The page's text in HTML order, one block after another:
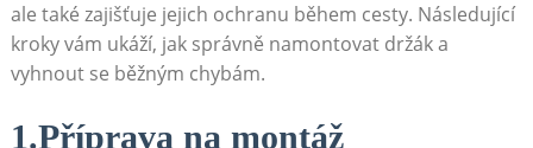
⁣ale také ​zajišťuje jejich​ ochranu během cesty. Následující
kroky ‌vám ukáží, jak správně namontovat⁣ držák a
vyhnout ​se běžným chybám.
1.Příprava na‍ montáž